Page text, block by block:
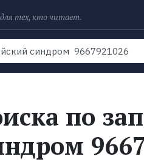
тех, кто читает.
Рейтинги Книги
по